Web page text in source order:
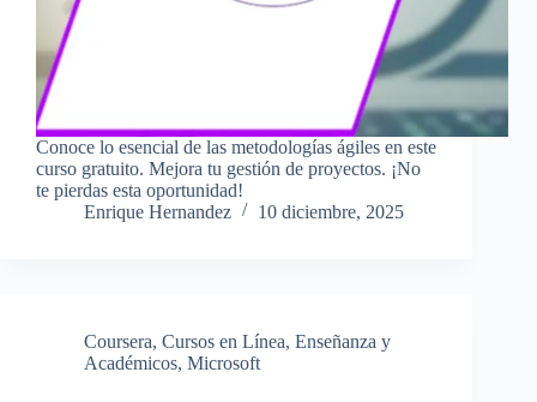
Conoce lo esencial de las metodologías ágiles en este
curso gratuito. Mejora tu gestión de proyectos. ¡No
te pierdas esta oportunidad!
Enrique Hernandez
10 diciembre, 2025
Coursera, Cursos en Línea, Enseñanza y
Académicos, Microsoft